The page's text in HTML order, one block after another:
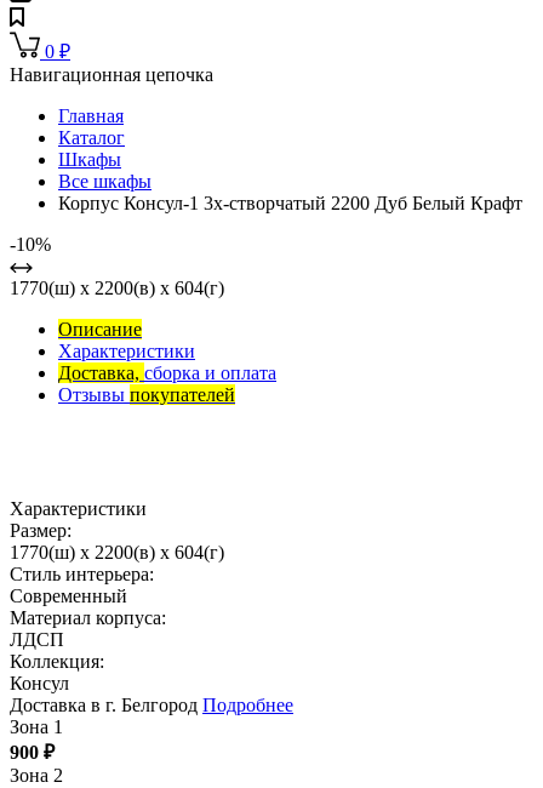
0 ₽
Навигационная цепочка
Главная
Каталог
Шкафы
Все шкафы
Корпус Консул-1 3х-створчатый 2200 Дуб Белый Крафт
-10%
1770(ш) x 2200(в) x 604(г)
Описание
Характеристики
Доставка, сборка и оплата
Отзывы покупателей
Характеристики
Размер:
1770(ш) x 2200(в) x 604(г)
Стиль интерьера:
Современный
Материал корпуса:
ЛДСП
Коллекция:
Консул
Доставка в г. Белгород Подробнее
Зона 1
900 ₽
Зона 2